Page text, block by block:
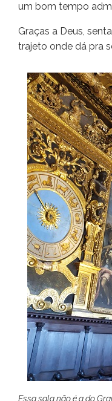
um bom tempo
Graças a Deus,
trajeto onde dá pra
Essa sala não é a do